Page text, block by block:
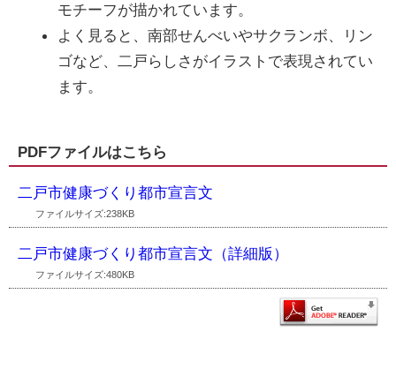
モチーフが描かれています。
よく見ると、南部せんべいやサクランボ、リン
ゴなど、二戸らしさがイラストで表現されてい
ます。
PDFファイルはこちら
二戸市健康づくり都市宣言文
ファイルサイズ:238KB
二戸市健康づくり都市宣言文（詳細版）
ファイルサイズ:480KB